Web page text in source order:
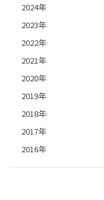
2024年
2023年
2022年
2021年
2020年
2019年
2018年
2017年
2016年